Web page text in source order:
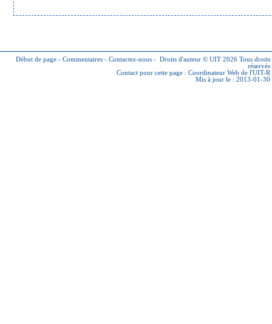
Début de page - Commentaires - Contactez-nous - Droits d'auteur © UIT 2026 Tous droits
réservés
Contact pour cette page : Coordinateur Web de l'UIT-R
Mis à jour le : 2013-01-30